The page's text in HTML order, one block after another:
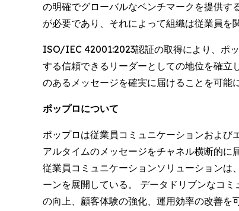
の明確でグローバルなベンチマークを提供す
が必要であり、それによって組織は従業員を
ISO/IEC 42001:2023認証の取得により、ポ
する信頼できるリーダーとしての地位を確立
のあるメッセージを確実に届けることを可能
ポップロについて
ポップロは従業員コミュニケーションおよび
アルタイムのメッセージをチャネル横断的
従業員コミュニケーションソリューションは
ーンを展開している。 データドリブンなコ
の向上、顧客体験の強化、運用効率の改善を